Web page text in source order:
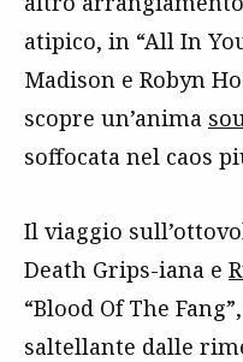
atipico, in “All In
Madison e Robyn
scopre un’anima
soffocata nel caos
Il viaggio
Death Grips-iana e
“Blood Of The
saltellante dalle